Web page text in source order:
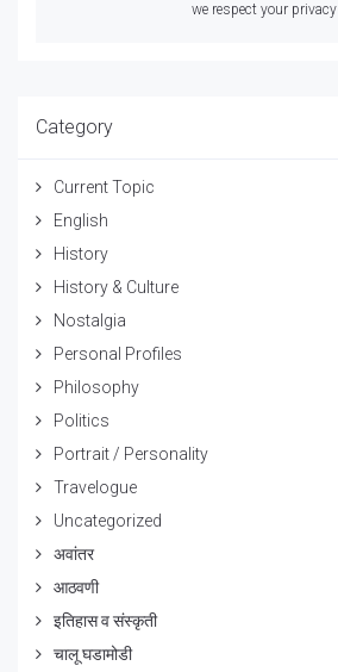
we respect your privacy
Category
Current Topic
English
History
History & Culture
Nostalgia
Personal Profiles
Philosophy
Politics
Portrait / Personality
Travelogue
Uncategorized
अवांतर
आठवणी
इतिहास व संस्कृती
चालू घडामोडी